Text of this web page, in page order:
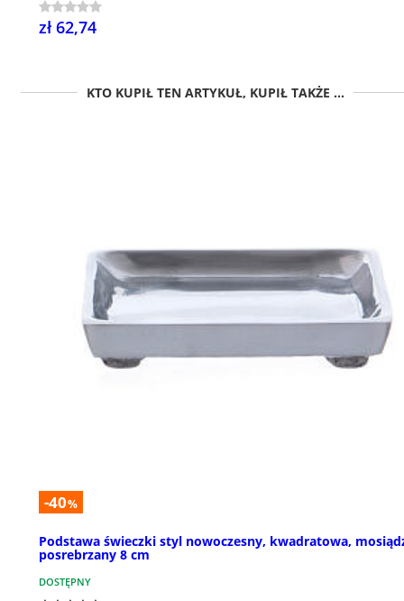
zł 62,74
KTO KUPIŁ TEN ARTYKUŁ, KUPIŁ TAKŻE ...
-40%
Podstawa świeczki styl nowoczesny, kwadratowa,
posrebrzany 8 cm
DOSTĘPNY